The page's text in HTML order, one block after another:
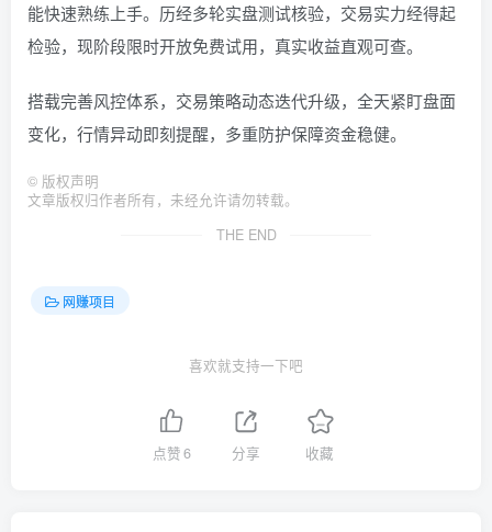
能快速熟练上手。历经多轮实盘测试核验，交易实力经得起
检验，现阶段限时开放免费试用，真实收益直观可查。
搭载完善风控体系，交易策略动态迭代升级，全天紧盯盘面
变化，行情异动即刻提醒，多重防护保障资金稳健。
© 版权声明
文章版权归作者所有，未经允许请勿转载。
THE END
网赚项目
喜欢就支持一下吧
点赞6 分享 收藏